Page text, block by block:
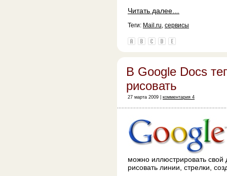
Читать далее…
Теги: Mail.ru, сервисы
В Google Docs
рисовать
27 марта 2009 | комментария 4
можно иллюстрировать свой
рисовать линии, стрелки,